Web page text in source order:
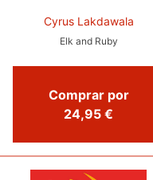
Cyrus Lakdawala
Elk and Ruby
Comprar por
24,95 €